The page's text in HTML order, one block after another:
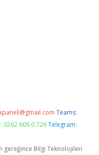
Teams:
0262 606 0 726 Telegram:
gereğince Bilgi Teknolojileri